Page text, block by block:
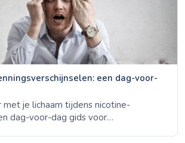
een dag-voor-
je lichaam tijdens nicotine-
dag-voor-dag gids voor